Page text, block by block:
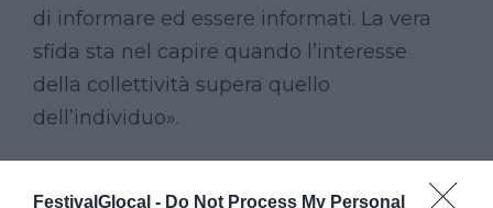
FestivalGlocal - Do Not Process My Personal
di informare ed essere informati. La vera
sfida sta nel capire quando l’interesse
della collettività supera quello
dell’individuo».